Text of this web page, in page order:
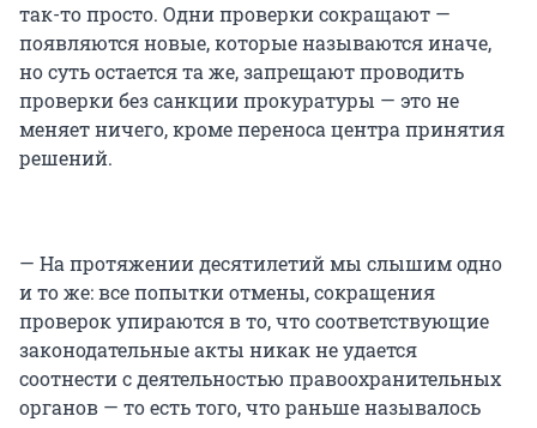
так-то просто. Одни проверки сокращают —
появляются новые, которые называются иначе,
но суть остается та же, запрещают проводить
проверки без санкции прокуратуры — это не
меняет ничего, кроме переноса центра принятия
решений.
— На протяжении десятилетий мы слышим одно
и то же: все попытки отмены, сокращения
проверок упираются в то, что соответствующие
законодательные акты никак не удается
соотнести с деятельностью правоохранительных
органов — то есть того, что раньше называлось